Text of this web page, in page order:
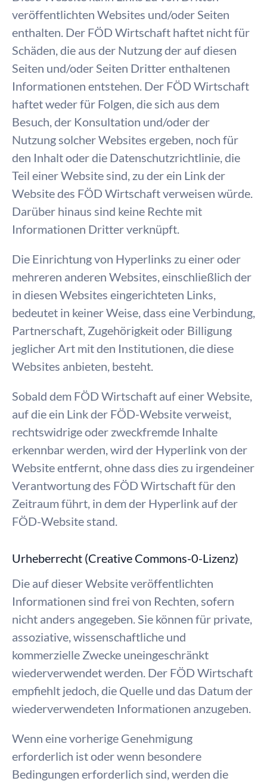
veröffentlichten Websites und/oder Seiten
enthalten. Der FÖD Wirtschaft haftet nicht für
Schäden, die aus der Nutzung der auf diesen
Seiten und/oder Seiten Dritter enthaltenen
Informationen entstehen. Der FÖD Wirtschaft
haftet weder für Folgen, die sich aus dem
Besuch, der Konsultation und/oder der
Nutzung solcher Websites ergeben, noch für
den Inhalt oder die Datenschutzrichtlinie, die
Teil einer Website sind, zu der ein Link der
Website des FÖD Wirtschaft verweisen würde.
Darüber hinaus sind keine Rechte mit
Informationen Dritter verknüpft.
Die Einrichtung von Hyperlinks zu einer oder
mehreren anderen Websites, einschließlich der
in diesen Websites eingerichteten Links,
bedeutet in keiner Weise, dass eine Verbindung,
Partnerschaft, Zugehörigkeit oder Billigung
jeglicher Art mit den Institutionen, die diese
Websites anbieten, besteht.
Sobald dem FÖD Wirtschaft auf einer Website,
auf die ein Link der FÖD-Website verweist,
rechtswidrige oder zweckfremde Inhalte
erkennbar werden, wird der Hyperlink von der
Website entfernt, ohne dass dies zu irgendeiner
Verantwortung des FÖD Wirtschaft für den
Zeitraum führt, in dem der Hyperlink auf der
FÖD-Website stand.
Urheberrecht (Creative Commons-0-Lizenz)
Die auf dieser Website veröffentlichten
Informationen sind frei von Rechten, sofern
nicht anders angegeben. Sie können für private,
assoziative, wissenschaftliche und
kommerzielle Zwecke uneingeschränkt
wiederverwendet werden. Der FÖD Wirtschaft
empfiehlt jedoch, die Quelle und das Datum der
wiederverwendeten Informationen anzugeben.
Wenn eine vorherige Genehmigung
erforderlich ist oder wenn besondere
Bedingungen erforderlich sind, werden die